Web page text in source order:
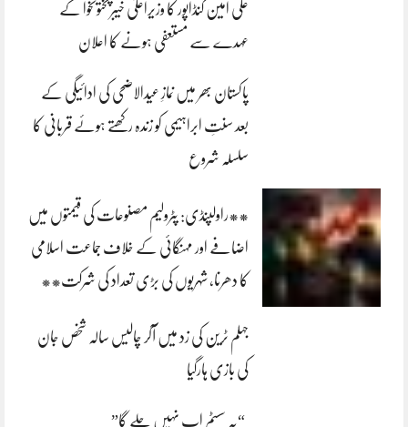
علی امین گنڈاپور کا وزیراعلیٰ خیبرپختونخوا کے
عہدے سے مستعفی ہونے کا اعلان
پاکستان بھر میں نمازِ عیدالاضحی کی ادائیگی کے
بعد سنتِ ابراہیمی کو زندہ رکھتے ہوئے قربانی کا
سلسلہ شروع
**راولپنڈی: پٹرولیم مصنوعات کی قیمتوں میں
اضافے اور مہنگائی کے خلاف جماعت اسلامی
کا دھرنا، شہریوں کی بڑی تعداد کی شرکت**
جہلم ٹرین کی زد میں آکر چالیس سالہ شخص جان
کی بازی ہارگیا
“یہ سسٹم اب نہیں چلے گا”